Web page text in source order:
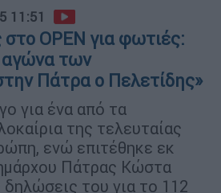
11:51
OPEN για φωτιές:
αγώνα των
Πάτρα ο Πελετίδης»
για ένα από τα
της τελευταίας
ενώ επιτέθηκε εκ
Πάτρας Κώστα
δηλώσεις του για το 112